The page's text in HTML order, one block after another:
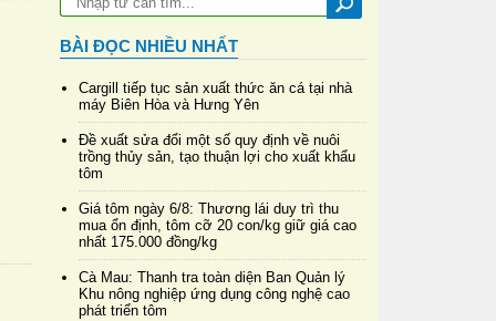
BÀI ĐỌC NHIỀU NHẤT
Cargill tiếp tục sản xuất thức ăn cá tại nhà
máy Biên Hòa và Hưng Yên
Đề xuất sửa đổi một số quy định về nuôi
trồng thủy sản, tạo thuận lợi cho xuất khẩu
tôm
Giá tôm ngày 6/8: Thương lái duy trì thu
mua ổn định, tôm cỡ 20 con/kg giữ giá cao
nhất 175.000 đồng/kg
Cà Mau: Thanh tra toàn diện Ban Quản lý
Khu nông nghiệp ứng dụng công nghệ cao
phát triển tôm